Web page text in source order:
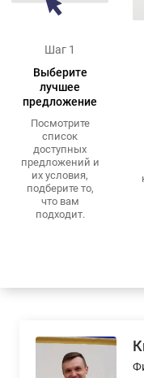
Шаг 1
Выберите
лучшее
предложение
Посмотрите
список
доступных
предложений и
их условия,
подберите то,
что вам
подходит.